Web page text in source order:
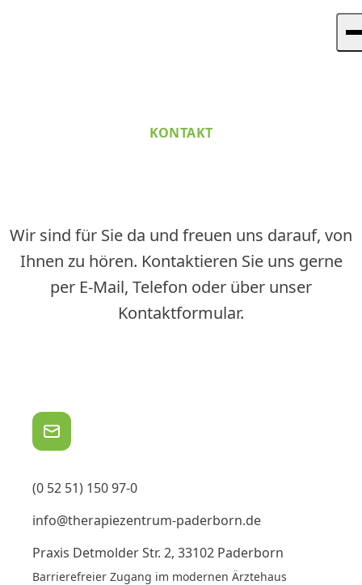
Jetzt Termin vereinbaren
KONTAKT
Wir sind für Sie da und freuen uns darauf, von
Ihnen zu hören. Kontaktieren Sie uns gerne
per E-Mail, Telefon oder über unser
Kontaktformular.
(0 52 51) 150 97-0
info@therapiezentrum-paderborn.de
Praxis Detmolder Str. 2, 33102 Paderborn
Barrierefreier Zugang im modernen Ärztehaus